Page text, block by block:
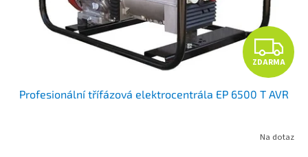
Z
D
A
R
ZDARMA
Profesionální třífázová elektrocentrála EP 6500 T AVR
Na dotaz